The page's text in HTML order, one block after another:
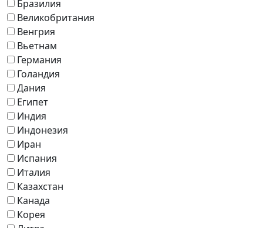
Бразилия
Великобритания
Венгрия
Вьетнам
Германия
Голандия
Дания
Египет
Индия
Индонезия
Иран
Испания
Италия
Казахстан
Канада
Корея